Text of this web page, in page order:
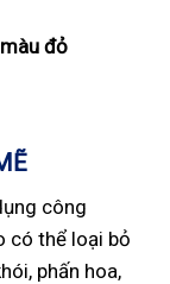
đỏ
công
có thể loại bỏ
phấn hoa,